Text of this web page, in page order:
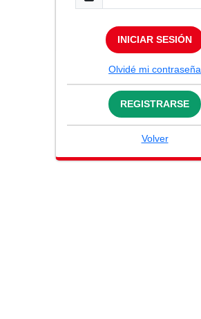
INICIAR SESIÓN
Olvidé mi contraseña
REGISTRARSE
Volver